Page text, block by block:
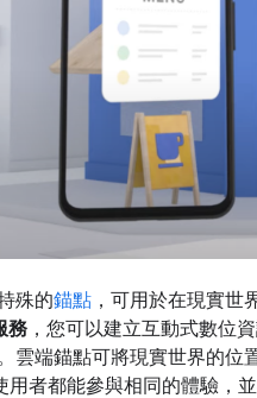
殊的錨點 ，可用於在現實世
務 ，您可以建立互動式數位
雲端錨點可將現實世界的位
用者都能參與相同的體驗，